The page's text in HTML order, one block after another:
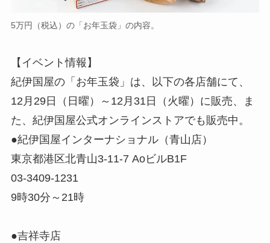
5万円（税込）の「お年玉袋」の内容。
【イベント情報】
紀伊国屋の「お年玉袋」は、以下の各店舗にて、
12月29日（日曜）～12月31日（火曜）に販売、ま
た、紀伊国屋公式オンラインストアでも販売中。
●紀伊国屋インターナショナル（青山店）
東京都港区北青山3-11-7 AoビルB1F
03-3409-1231
9時30分～21時
●吉祥寺店